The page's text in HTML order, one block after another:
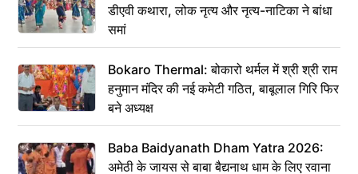
डीएवी कथारा, लोक नृत्य और नृत्य-नाटिका ने बांधा
समां
Bokaro Thermal: बोकारो थर्मल में श्री श्री राम
हनुमान मंदिर की नई कमेटी गठित, बाबूलाल गिरि फिर
बने अध्यक्ष
Baba Baidyanath Dham Yatra 2026:
अमेठी के जायस से बाबा बैद्यनाथ धाम के लिए रवाना